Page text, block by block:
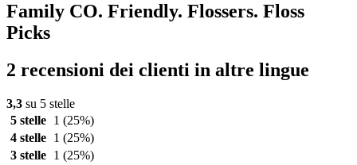
Family CO. Friendly. Flossers. Floss
Picks
2 recensioni dei clienti in altre lingue
3,3 su 5 stelle
5 stelle
1 (25%)
4 stelle
1 (25%)
3 stelle
1 (25%)